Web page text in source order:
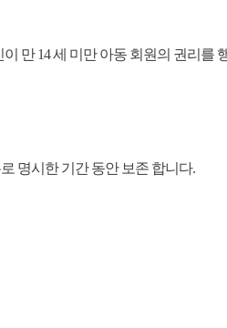
만 14 세 미만 아동 회원의 권리를
명시한 기간 동안 보존 합니다.